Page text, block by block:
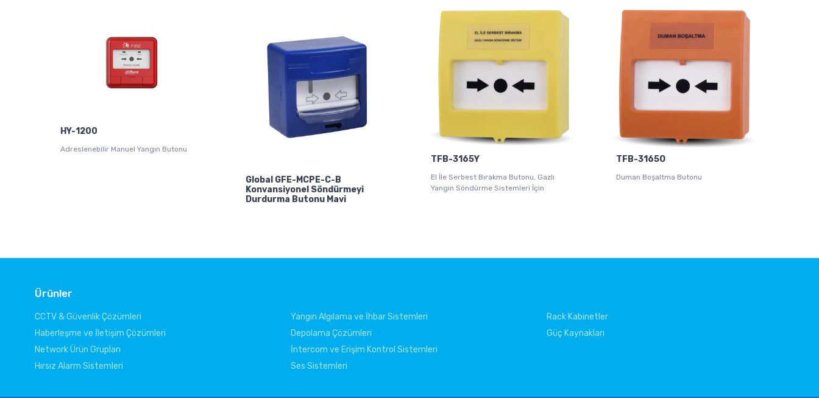
HY-1200
Adreslenebilir Manuel Yangın Butonu
Global GFE-MCPE-C-B
Konvansiyonel Söndürmeyi
Durdurma Butonu Mavi
TFB-3165Y
El İle Serbest Bırakma Butonu, Gazlı
Yangın Söndürme Sistemleri İçin
TFB-3165O
Duman Boşaltma Butonu
Ürünler
CCTV & Güvenlik Çözümleri
Haberleşme ve İletişim Çözümleri
Network Ürün Grupları
Hırsız Alarm Sistemleri
Yangın Algılama ve İhbar Sistemleri
Depolama Çözümleri
İntercom ve Erişim Kontrol Sistemleri
Ses Sistemleri
Rack Kabinetler
Güç Kaynakları